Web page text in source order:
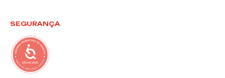
SEGURANÇA